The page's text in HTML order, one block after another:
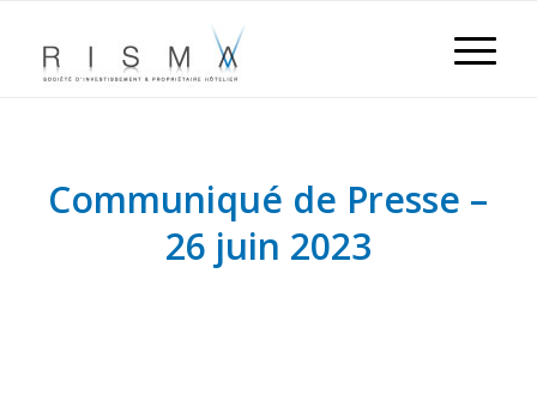
Communiqué de Presse –
26 juin 2023